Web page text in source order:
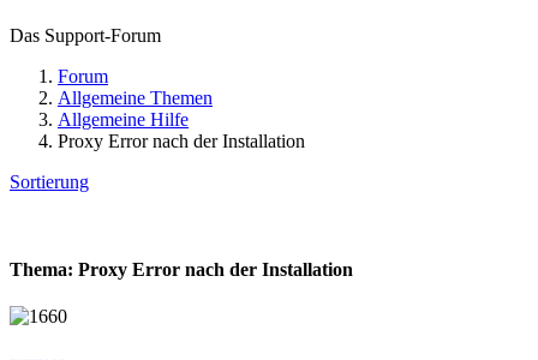
Das Support-Forum
Forum
Allgemeine Themen
Allgemeine Hilfe
Proxy Error nach der Installation
Sortierung
Thema: Proxy Error nach der Installation